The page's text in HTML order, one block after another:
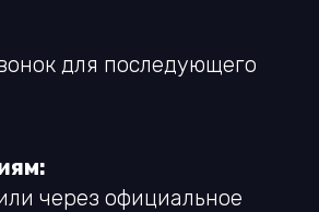
для последующего
через официальное